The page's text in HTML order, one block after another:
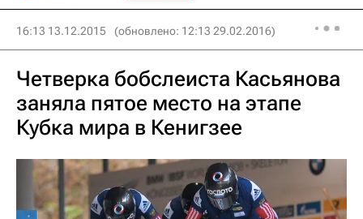
16:13 13.12.2015 (обновлено: 12:13 29.02.2016)
Четверка бобслеиста Касьянова
заняла пятое место на этапе
Кубка мира в Кенигзее